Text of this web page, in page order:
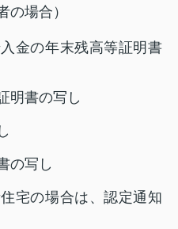
の場合）
金の年末残高等証明書
明書の写し
の写し
宅の場合は、認定通知